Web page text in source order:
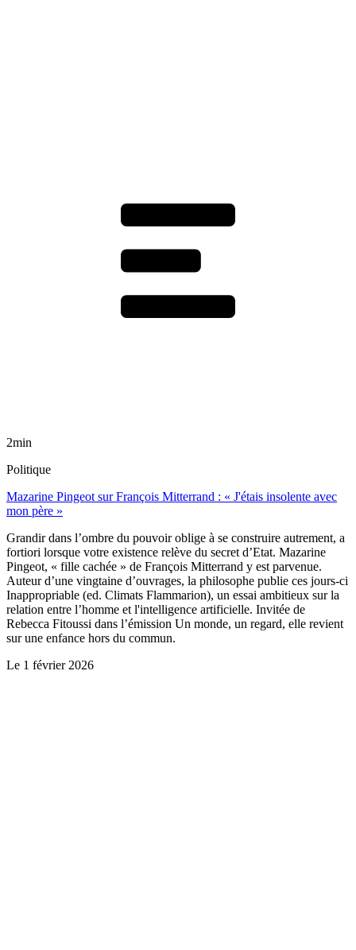
2min
Politique
Mazarine Pingeot sur François Mitterrand : « J'étais insolente avec
mon père »
Grandir dans l’ombre du pouvoir oblige à se construire autrement, a
fortiori lorsque votre existence relève du secret d’Etat. Mazarine
Pingeot, « fille cachée » de François Mitterrand y est parvenue.
Auteur d’une vingtaine d’ouvrages, la philosophe publie ces jours-ci
Inappropriable (ed. Climats Flammarion), un essai ambitieux sur la
relation entre l’homme et l'intelligence artificielle. Invitée de
Rebecca Fitoussi dans l’émission Un monde, un regard, elle revient
sur une enfance hors du commun.
Le 1 février 2026